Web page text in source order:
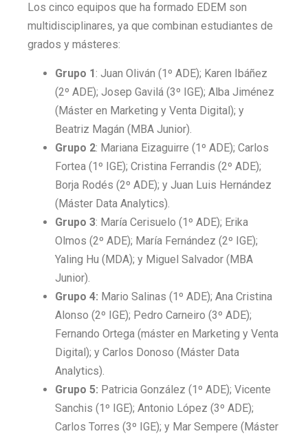
Los cinco equipos que ha formado EDEM son
multidisciplinares, ya que combinan estudiantes de
grados y másteres:
Grupo 1: Juan Oliván (1º ADE); Karen Ibáñez
(2º ADE); Josep Gavilá (3º IGE); Alba Jiménez
(Máster en Marketing y Venta Digital); y
Beatriz Magán (MBA Junior).
Grupo 2: Mariana Eizaguirre (1º ADE); Carlos
Fortea (1º IGE); Cristina Ferrandis (2º ADE);
Borja Rodés (2º ADE); y Juan Luis Hernández
(Máster Data Analytics).
Grupo 3: María Cerisuelo (1º ADE); Erika
Olmos (2º ADE); María Fernández (2º IGE);
Yaling Hu (MDA); y Miguel Salvador (MBA
Junior).
Grupo 4: Mario Salinas (1º ADE); Ana Cristina
Alonso (2º IGE); Pedro Carneiro (3º ADE);
Fernando Ortega (máster en Marketing y Venta
Digital); y Carlos Donoso (Máster Data
Analytics).
Grupo 5: Patricia González (1º ADE); Vicente
Sanchis (1º IGE); Antonio López (3º ADE);
Carlos Torres (3º IGE); y Mar Sempere (Máster